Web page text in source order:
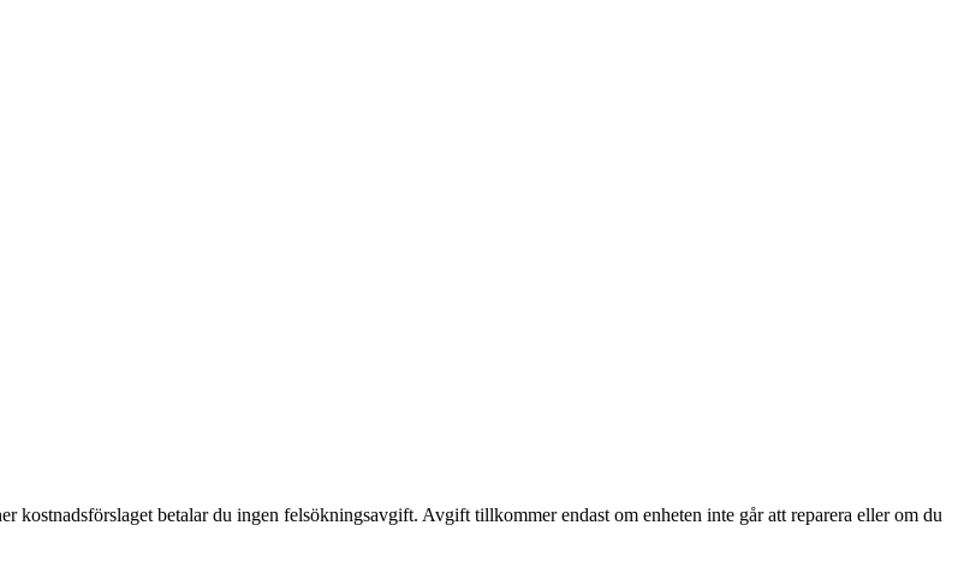
kostnadsförslaget betalar du ingen felsökningsavgift. Avgift tillkommer endast om enheten inte går att reparera eller om du